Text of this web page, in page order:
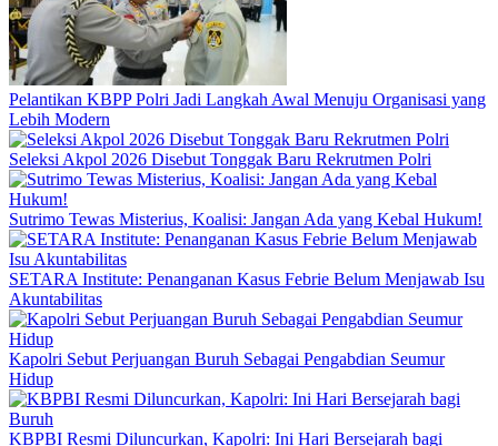
Pelantikan KBPP Polri Jadi Langkah Awal Menuju Organisasi yang
Lebih Modern
Seleksi Akpol 2026 Disebut Tonggak Baru Rekrutmen Polri
Sutrimo Tewas Misterius, Koalisi: Jangan Ada yang Kebal Hukum!
SETARA Institute: Penanganan Kasus Febrie Belum Menjawab Isu
Akuntabilitas
Kapolri Sebut Perjuangan Buruh Sebagai Pengabdian Seumur
Hidup
KBPBI Resmi Diluncurkan, Kapolri: Ini Hari Bersejarah bagi